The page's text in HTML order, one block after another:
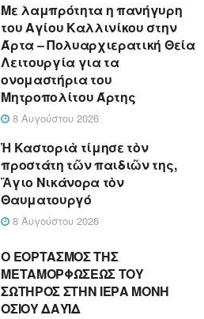
Με λαμπρότητα η πανήγυρη
του Αγίου Καλλινίκου στην
Άρτα – Πολυαρχιερατική Θεία
Λειτουργία για τα
ονομαστήρια του
Μητροπολίτου Άρτης
8 Αυγούστου 2026
Ἡ Καστοριὰ τίμησε τὸν
προστάτη τῶν παιδιῶν της,
Ἅγιο Νικάνορα τὸν
Θαυματουργό
8 Αυγούστου 2026
Ο ΕΟΡΤΑΣΜΟΣ ΤΗΣ
ΜΕΤΑΜΟΡΦΩΣΕΩΣ ΤΟΥ
ΣΩΤΗΡΟΣ ΣΤΗΝ ΙΕΡΑ ΜΟΝΗ
ΟΣΙΟΥ ΔΑΥΪΔ